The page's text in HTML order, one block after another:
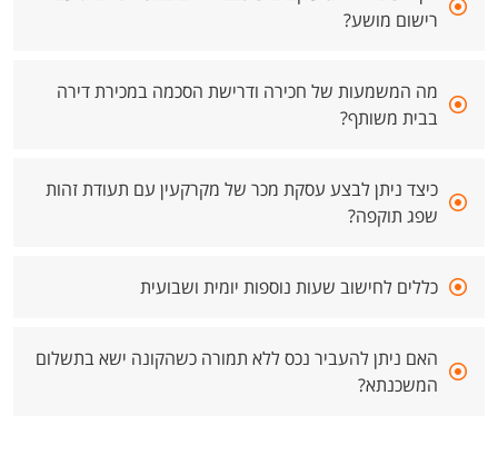
רישום מושע?
מה המשמעות של חכירה ודרישת הסכמה במכירת דירה
בבית משותף?
כיצד ניתן לבצע עסקת מכר של מקרקעין עם תעודת זהות
שפג תוקפה?
כללים לחישוב שעות נוספות יומית ושבועית
האם ניתן להעביר נכס ללא תמורה כשהקונה ישא בתשלום
המשכנתא?